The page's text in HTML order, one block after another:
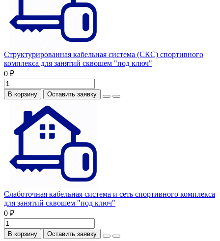
Структурированная кабельная система (СКС) спортивного
комплекса для занятий сквошем "под ключ"
0 ₽
В корзину Оставить заявку
Слаботочная кабельная система и сеть спортивного комплекса
для занятий сквошем "под ключ"
0 ₽
В корзину Оставить заявку